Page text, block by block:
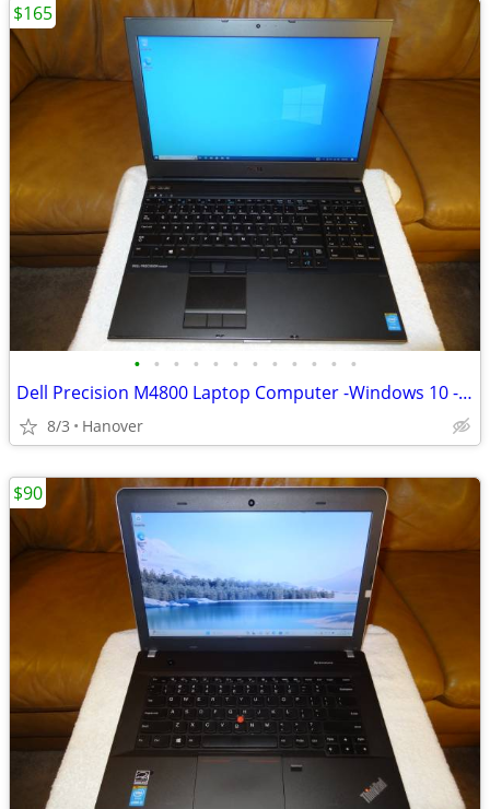
• • • • • • • • • • • •
Dell Precision M4800 Laptop Computer -Windows 10 -256GB SSD -8 GB RAM
8/3 Hanover
$165
$90